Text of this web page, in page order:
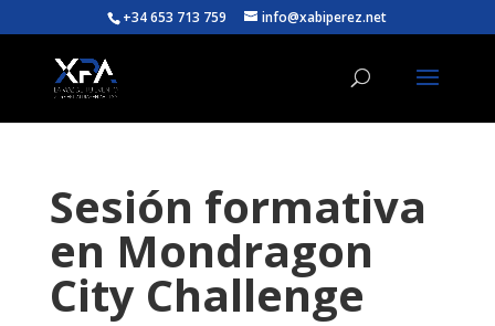
+34 653 713 759 info@xabiperez.net
Sesión formativa
en Mondragon
City Challenge